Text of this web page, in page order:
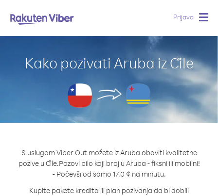
Prijava
Kako pozivati Aruba iz Čile
S uslugom Viber Out možete iz Aruba obaviti kvalitetne
pozive u Čile.Pozovi bilo koji broj u Aruba - fiksni ili mobilni!
- Počevši od samo 17.0 ¢ na minutu.
Kupite pakete kredita ili plan pozivanja da bi dobili